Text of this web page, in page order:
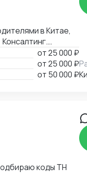
Собственная
от25 000 ₽
от25 000 ₽
от 50 000 ₽